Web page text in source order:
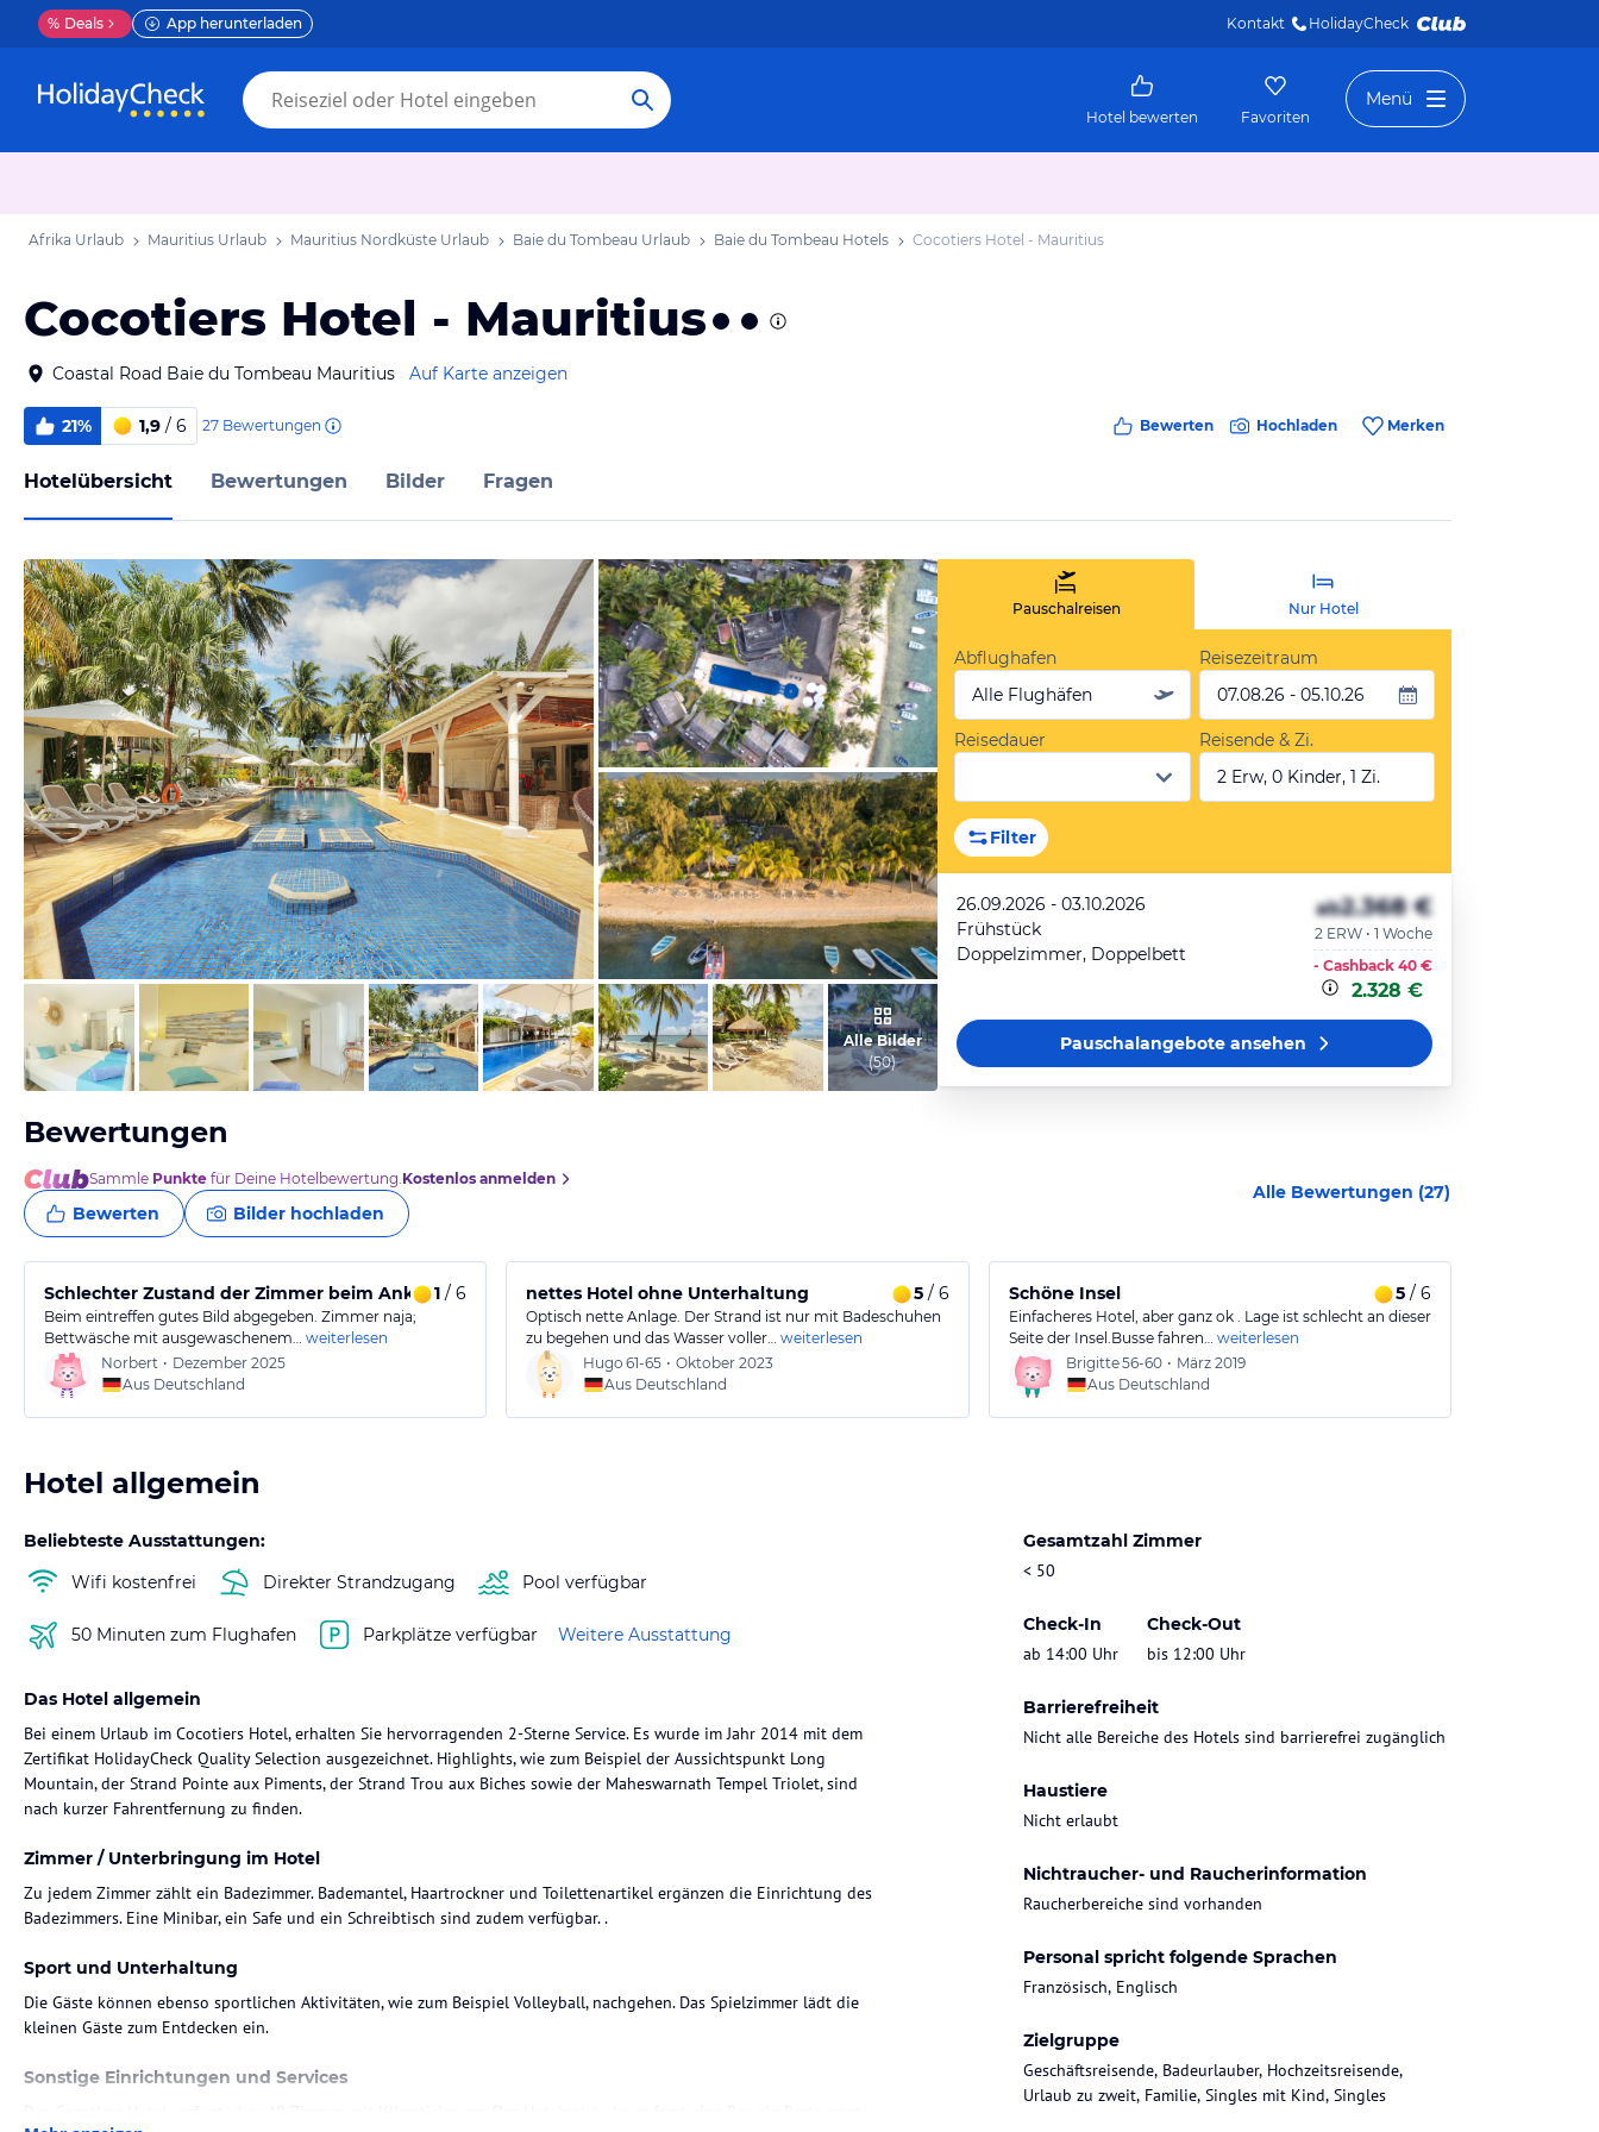
% Deals App herunterladen Kontakt HolidayCheck
Hotel bewerten Favoriten
Menü
Afrika Urlaub Mauritius Urlaub Mauritius Nordküste Urlaub Baie du Tombeau Urlaub Baie du Tombeau Hotels Cocotiers Hotel - Mauritius
Cocotiers Hotel - Mauritius
Coastal Road Baie du Tombeau Mauritius Auf Karte anzeigen
21% 1,9 / 6 27 Bewertungen Bewerten Hochladen Merken
Hotelübersicht Bewertungen Bilder Fragen
vom Hotelier, April 2019
vom Hotelier, Juni 2017
vom Hotelier, Juni 2017
Alle Bilder
(50)
Pauschalreisen Nur Hotel
Abflughafen
Alle Flughäfen
Reisezeitraum
07.08.26 - 05.10.26
Reisedauer
Reisende & Zi.
2 Erw, 0 Kinder, 1 Zi.
Filter
26.09.2026 - 03.10.2026
Frühstück
Doppelzimmer, Doppelbett
ab2.368 €
2 ERW • 1 Woche
- Cashback 40 €
2.328 €
Pauschalangeboteansehen
Bewertungen
Sammle Punkte für Deine Hotelbewertung.Kostenlos anmelden
Bewerten Bilder hochladen
Alle Bewertungen (27)
Schlechter Zustand der Zimmer beim Ankunft
1 / 6
Beim eintreffen gutes Bild abgegeben. Zimmer naja;
Bettwäsche mit ausgewaschenem… weiterlesen
Norbert • Dezember 2025
Aus Deutschland
nettes Hotel ohne Unterhaltung 5/ 6
Optisch nette Anlage. Der Strand ist nur mit Badeschuhen
zu begehen und das Wasser voller… weiterlesen
Hugo 61-65 • Oktober 2023
Aus Deutschland
Schöne Insel 5/ 6
Einfacheres Hotel, aber ganz ok . Lage ist schlecht an dieser
Seite der Insel.Busse fahren… weiterlesen
Brigitte56-60 • März 2019
Aus Deutschland
Hotel allgemein
Beliebteste Ausstattungen:
Wifi kostenfrei
Direkter Strandzugang Pool verfügbar
50 Minuten zum Flughafen Parkplätze verfügbar Weitere Ausstattung
Gesamtzahl Zimmer
< 50
Check-In
ab 14:00 Uhr
Check-Out
bis 12:00 Uhr
Barrierefreiheit
Nicht alle Bereiche des Hotels sind barrierefrei zugänglich
Haustiere
Nicht erlaubt
Nichtraucher- und Raucherinformation
Raucherbereiche sind vorhanden
Personal spricht folgende Sprachen
Französisch, Englisch
Zielgruppe
Geschäftsreisende, Badeurlauber, Hochzeitsreisende,
Urlaub zu zweit, Familie, Singles mit Kind, Singles
Das Hotel allgemein
Bei einem Urlaub im Cocotiers Hotel, erhalten Sie hervorragenden 2-Sterne Service. Es wurde im Jahr 2014 mit dem
Zertifikat HolidayCheck Quality Selection ausgezeichnet. Highlights, wie zum Beispiel der Aussichtspunkt Long
Mountain, der Strand Pointe aux Piments, der Strand Trou aux Biches sowie der Maheswarnath Tempel Triolet, sind
nach kurzer Fahrentfernung zu finden.
Zimmer / Unterbringung im Hotel
Zu jedem Zimmer zählt ein Badezimmer. Bademantel, Haartrockner und Toilettenartikel ergänzen die Einrichtung des
Badezimmers. Eine Minibar, ein Safe und ein Schreibtisch sind zudem verfügbar. .
Sport und Unterhaltung
Die Gäste können ebenso sportlichen Aktivitäten, wie zum Beispiel Volleyball, nachgehen. Das Spielzimmer lädt die
kleinen Gäste zum Entdecken ein.
Sonstige Einrichtungen und Services